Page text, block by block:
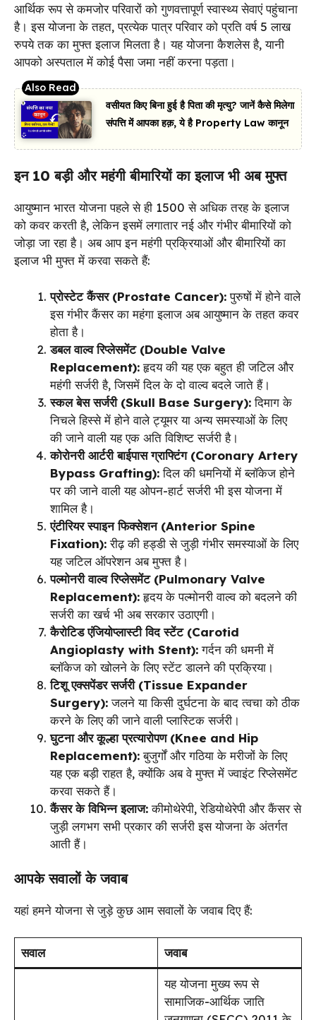
आर्थिक रूप से कमजोर परिवारों को गुणवत्तापूर्ण स्वास्थ्य सेवाएं पहुंचाना
है। इस योजना के तहत, प्रत्येक पात्र परिवार को प्रति वर्ष 5 लाख
रुपये तक का मुफ्त इलाज मिलता है। यह योजना कैशलेस है, यानी
आपको अस्पताल में कोई पैसा जमा नहीं करना पड़ता।
वसीयत किए बिना हुई है पिता की मृत्यु? जानें कैसे मिलेगा
संपत्ति में आपका हक़, ये है Property Law कानून
इन 10 बड़ी और महंगी बीमारियों का इलाज भी अब मुफ्त
आयुष्मान भारत योजना पहले से ही 1500 से अधिक तरह के इलाज
को कवर करती है, लेकिन इसमें लगातार नई और गंभीर बीमारियों को
जोड़ा जा रहा है। अब आप इन महंगी प्रक्रियाओं और बीमारियों का
इलाज भी मुफ्त में करवा सकते हैं:
प्रोस्टेट कैंसर (Prostate Cancer):पुरुषों में होने वाले
इस गंभीर कैंसर का महंगा इलाज अब आयुष्मान के तहत कवर
होता है।
डबल वाल्व रिप्लेसमेंट (Double Valve
Replacement):हृदय की यह एक बहुत ही जटिल और
महंगी सर्जरी है, जिसमें दिल के दो वाल्व बदले जाते हैं।
स्कल बेस सर्जरी (Skull Base Surgery):दिमाग के
निचले हिस्से में होने वाले ट्यूमर या अन्य समस्याओं के लिए
की जाने वाली यह एक अति विशिष्ट सर्जरी है।
कोरोनरी आर्टरी बाईपास ग्राफ्टिंग (Coronary Artery
Bypass Grafting):दिल की धमनियों में ब्लॉकेज होने
पर की जाने वाली यह ओपन-हार्ट सर्जरी भी इस योजना में
शामिल है।
एंटीरियर स्पाइन फिक्सेशन (Anterior Spine
Fixation):रीढ़ की हड्डी से जुड़ी गंभीर समस्याओं के लिए
यह जटिल ऑपरेशन अब मुफ्त है।
पल्मोनरी वाल्व रिप्लेसमेंट (Pulmonary Valve
Replacement):हृदय के पल्मोनरी वाल्व को बदलने की
सर्जरी का खर्च भी अब सरकार उठाएगी।
कैरोटिड एंजियोप्लास्टी विद स्टेंट (Carotid
Angioplasty with Stent):गर्दन की धमनी में
ब्लॉकेज को खोलने के लिए स्टेंट डालने की प्रक्रिया।
टिशू एक्सपेंडर सर्जरी (Tissue Expander
Surgery):जलने या किसी दुर्घटना के बाद त्वचा को ठीक
करने के लिए की जाने वाली प्लास्टिक सर्जरी।
घुटना और कूल्हा प्रत्यारोपण (Knee and Hip
Replacement):बुजुर्गों और गठिया के मरीजों के लिए
यह एक बड़ी राहत है, क्योंकि अब वे मुफ्त में ज्वाइंट रिप्लेसमेंट
करवा सकते हैं।
कैंसर के विभिन्न इलाज:कीमोथेरेपी, रेडियोथेरेपी और कैंसर से
जुड़ी लगभग सभी प्रकार की सर्जरी इस योजना के अंतर्गत
आती हैं।
आपके सवालों के जवाब
यहां हमने योजना से जुड़े कुछ आम सवालों के जवाब दिए हैं:
सवाल जवाब
यह योजना मुख्य रूप से
सामाजिक-आर्थिक जाति